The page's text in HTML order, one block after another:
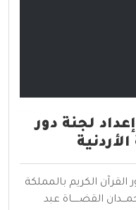
لجنة دور
القرآن الكريم بالمملكة
القضـــــاة عبد